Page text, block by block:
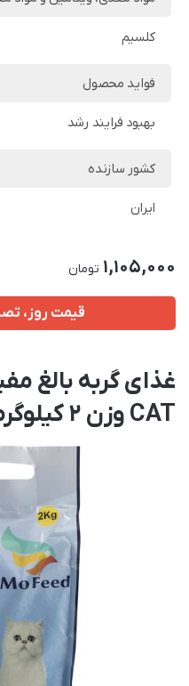
کلسیم
فواید محصول
بهبود فرایند رشد
کشور سازنده
ایران
1,105,000 تومان
قیمت روز،
CAT وزن 2 کیلوگرم